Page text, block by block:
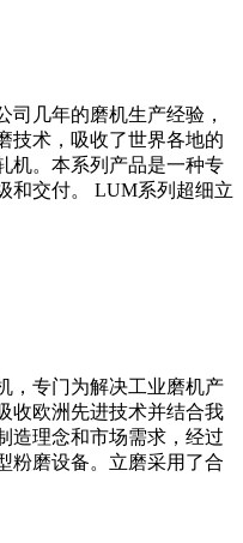
司几年的磨机生产经验，
技术，吸收了世界各地的
机。本系列产品是一种专
和交付。 LUM系列超细立
，专门为解决工业磨机产
收欧洲先进技术并结合我
造理念和市场需求，经过
粉磨设备。立磨采用了合